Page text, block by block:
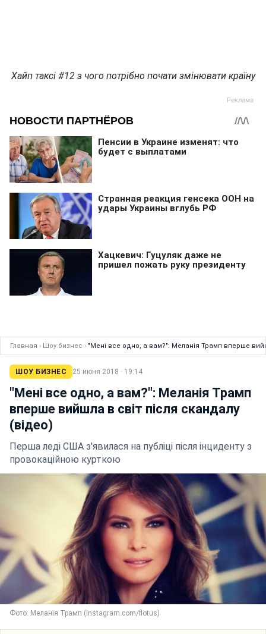
Хайп таксі #12 з чого потрібно почати змінювати країну
Главная › Шоу бизнес › "Мені все одно, а вам?": Меланія Трамп вперше
ШОУ БИЗНЕС 25 июня 2018 · 19:14
"Мені все одно, а вам?": Меланія Трамп
вперше вийшла в світ після скандалу
(відео)
Перша леді США з'явилася на публіці після інциденту з
провокаційною курткою
Фото: Меланія Трамп (instagram.com/flotus)